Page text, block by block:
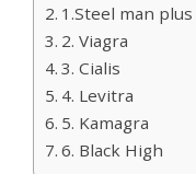
1.Steel man plus
2. Viagra
3. Cialis
4. Levitra
5. Kamagra
6. Black High